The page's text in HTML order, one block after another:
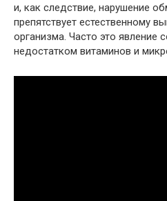
и, как следствие, нарушение
препятствует естественному
организма. Часто это явление
недостатком витаминов и